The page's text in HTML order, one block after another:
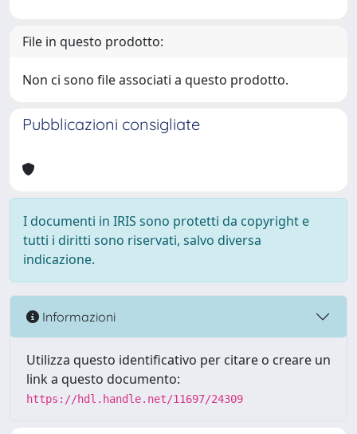
File in questo prodotto:
Non ci sono file associati a questo prodotto.
Pubblicazioni consigliate
I documenti in IRIS sono protetti da copyright e
tutti i diritti sono riservati, salvo diversa
indicazione.
Informazioni
Utilizza questo identificativo per citare o creare un
link a questo documento:
https://hdl.handle.net/11697/24309